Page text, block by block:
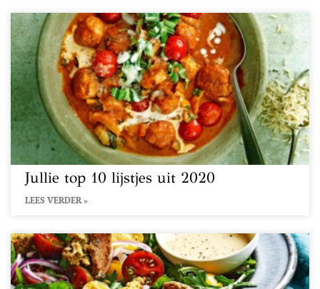
Jullie top 10 lijstjes uit 2020
LEES VERDER »